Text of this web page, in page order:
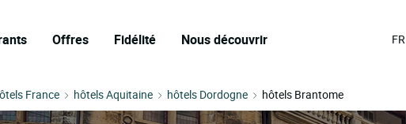
Offres Fidélité Nous découvrir FR
France hôtels Aquitaine hôtels Dordogne hôtels Brantome